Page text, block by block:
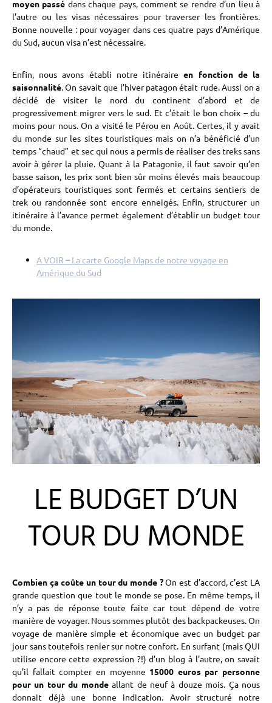
moyen passé dans chaque pays, comment se rendre d’un lieu à
l’autre ou les visas nécessaires pour traverser les frontières.
Bonne nouvelle : pour voyager dans ces quatre pays d’Amérique
du Sud, aucun visa n’est nécessaire.
Enfin, nous avons établi notre itinéraireen fonction de la
saisonnalité. On savait que l’hiver patagon était rude. Aussi on a
décidé de visiter le nord du continent d’abord et de
progressivement migrer vers le sud. Et c’était le bon choix – du
moins pour nous. On a visité le Pérou en Août. Certes, il y avait
du monde sur les sites touristiques mais on n’a bénéficié d’un
temps “chaud” et sec qui nous a permis de réaliser des treks sans
avoir à gérer la pluie. Quant à la Patagonie, il faut savoir qu’en
basse saison, les prix sont bien sûr moins élevés mais beaucoup
d’opérateurs touristiques sont fermés et certains sentiers de
trek ou randonnée sont encore enneigés. Enfin, structurer un
itinéraire à l’avance permet également d’établir un budget tour
du monde.
A VOIR – La carte Google Maps de notre voyage en
Amérique du Sud
LE BUDGET D’UN
TOUR DU MONDE
Combien ça coûte un tour du monde ?On est d’accord, c’est LA
grande question que tout le monde se pose. En même temps, il
n’y a pas de réponse toute faite car tout dépend de votre
manière de voyager. Nous sommes plutôt des backpackeuses. On
voyage de manière simple et économique avec un budget par
jour sans toutefois renier sur notre confort. En surfant (mais QUI
utilise encore cette expression ?!) d’un blog à l’autre, on savait
qu’il fallait compter en moyenne 15000 euros par personne
pour un tour du mondeallant de neuf à douze mois. Ça nous
donnait déjà une bonne indication. Avoir structuré notre